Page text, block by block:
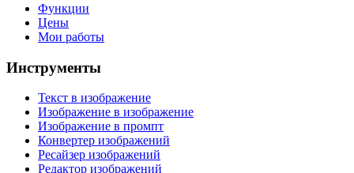
Функции
Цены
Мои работы
Инструменты
Текст в изображение
Изображение в изображение
Изображение в промпт
Конвертер изображений
Ресайзер изображений
Редактор изображений